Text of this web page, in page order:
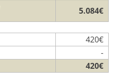
5.084€
420€
-
420€